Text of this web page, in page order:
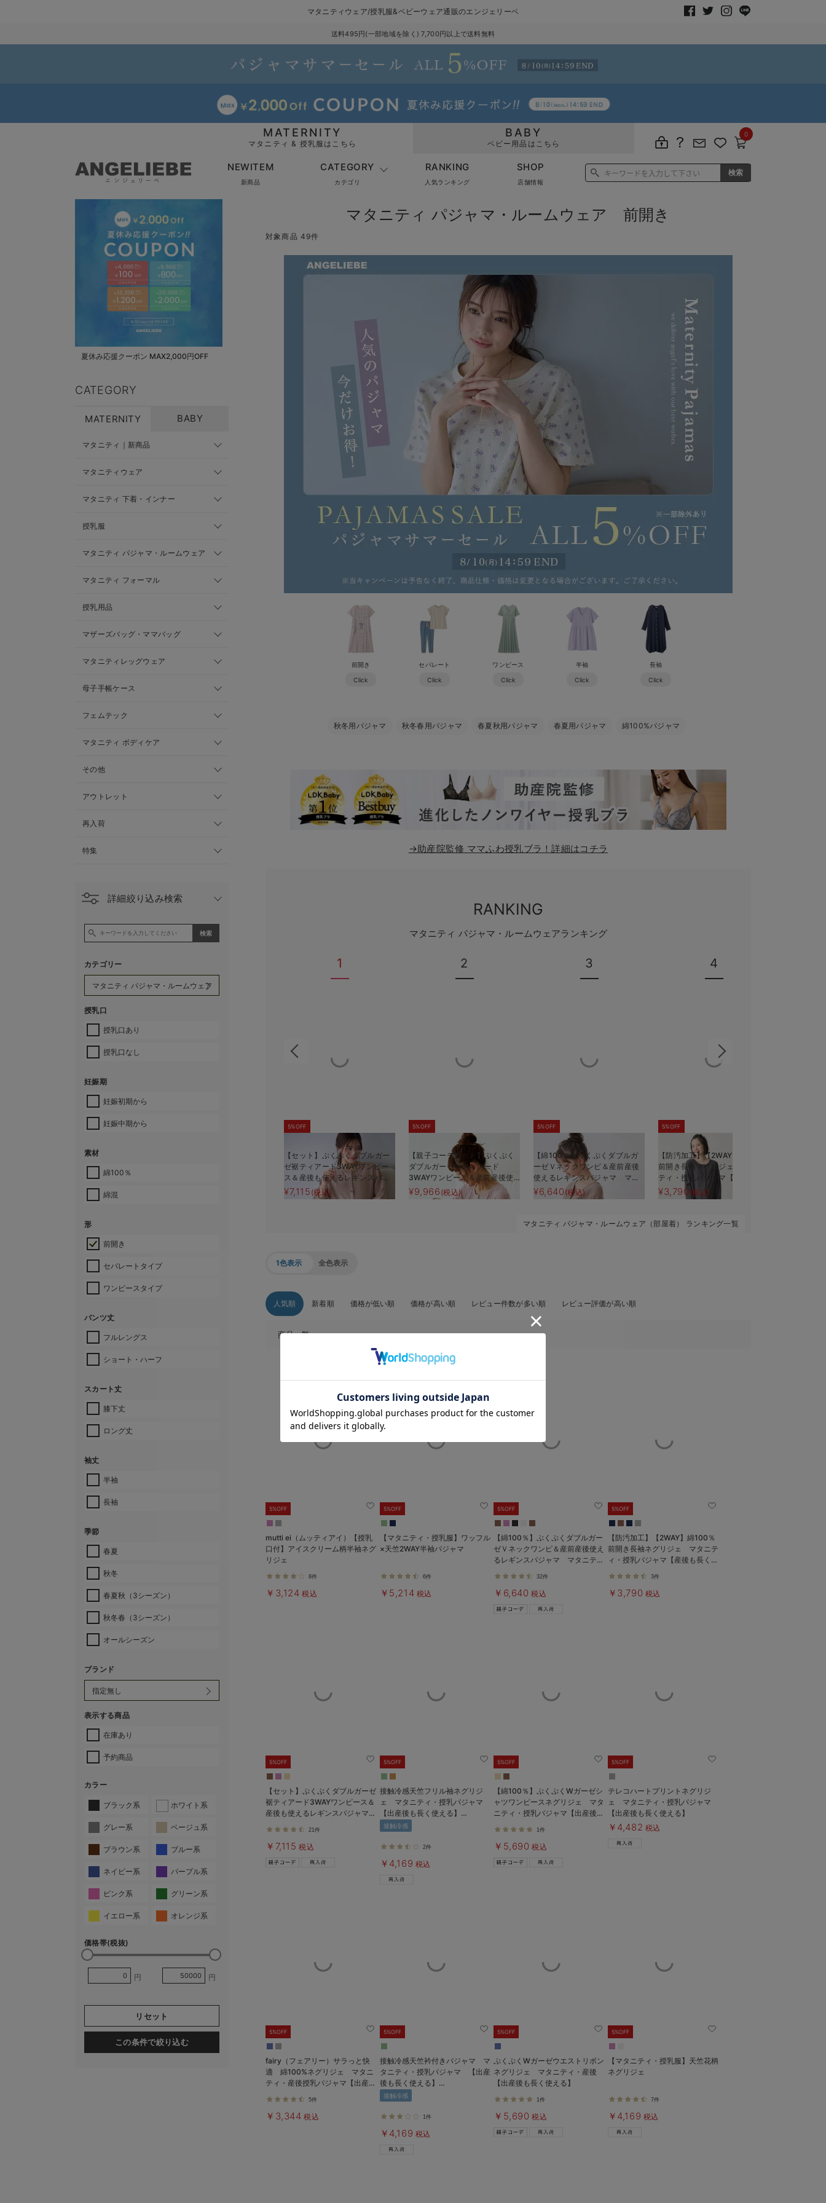
マタニティウェア/授乳服&ベビーウェア通販のエンジェリーベ
送料495円(一部地域を除く) 7,700円以上で送料無料
MATERNITY
マタニティ & 授乳服はこちら
BABY
ベビー用品はこちら
0
NEWITEM
新商品
CATEGORY
カテゴリ
RANKING
人気ランキング
SHOP
店舗情報
夏休み応援クーポン MAX2,000円OFF
CATEGORY
MATERNITY BABY
マタニティ｜新商品
マタニティウェア
マタニティ 下着・インナー
授乳服
マタニティ パジャマ・ルームウェア
マタニティ フォーマル
授乳用品
マザーズバッグ・ママバッグ
マタニティレッグウェア
母子手帳ケース
フェムテック
マタニティ ボディケア
その他
アウトレット
再入荷
特集
詳細絞り込み検索
カテゴリー
授乳口
授乳口あり
授乳口なし
妊娠期
妊娠初期から
妊娠中期から
素材
綿100％
綿混
形
前開き
セパレートタイプ
ワンピースタイプ
パンツ丈
フルレングス
ショート・ハーフ
スカート丈
膝下丈
ロング丈
袖丈
半袖
長袖
季節
春夏
秋冬
春夏秋（3シーズン）
秋冬春（3シーズン）
オールシーズン
ブランド
表示する商品
在庫あり
予約商品
カラー
ブラック系 ホワイト系
グレー系 ベージュ系
ブラウン系 ブルー系
ネイビー系 パープル系
ピンク系 グリーン系
イエロー系 オレンジ系
価格帯(税抜)
円 円
リセット
この条件で絞り込む
マタニティ パジャマ・ルームウェア 前開き
対象商品 49件
前開き
Click
セパレート
Click
ワンピース
Click
半袖
Click
長袖
Click
秋冬用パジャマ 秋冬春用パジャマ 春夏秋用パジャマ 春夏用パジャマ 綿100%パジャマ
→助産院監修 ママふわ授乳ブラ！詳細はコチラ
RANKING
マタニティ パジャマ・ルームウェアランキング
1
5%OFF
【セット】ぷくぷくダブルガー
ゼ裾ティアード3WAYワンピー
ス＆産後も使えるレギンスパジ
ャマ マタニティ・授乳パジャ
¥7,115 (税込)
2
5%OFF
【親子コーデセット】ぷくぷく
ダブルガーゼ裾ティアード
3WAYワンピース＆産前産後使
えるレギンスパジャマ&2wayオ
ール 出産準備 ギフト マタ
¥9,966 (税込)
3
5%OFF
【綿100％】ぷくぷくダブルガ
ーゼＶネックワンピ＆産前産後
使えるレギンスパジャマ マタ
ニティ・授乳パジャマ【親子コ
ーデ可】
¥6,640(税込)
4
5%OFF
【防汚加工】【2WAY】綿100％
前開き長袖ネグリジェ マタニ
ティ・授乳パジャマ【産後も長
く着れる】
¥3,790 (税込)
マタニティ パジャマ・ルームウェア（部屋着） ランキング一覧
1色表示 全色表示
人気順 新着順 価格が低い順 価格が高い順 レビュー件数が多い順 レビュー評価が高い順
商品一覧
5%OFF
mutti ei（ムッティアイ）【授乳
口付】アイスクリーム柄半袖ネグ
リジェ
8件
￥3,124 税込
5%OFF
【マタニティ・授乳服】ワッフル
×天竺2WAY半袖パジャマ
6件
￥5,214 税込
5%OFF
【綿100％】ぷくぷくダブルガー
ゼＶネックワンピ＆産前産後使え
るレギンスパジャマ マタニテ
ィ・授乳パジャマ【親子コーデ
32件
￥6,640 税込
5%OFF
【防汚加工】【2WAY】綿100％
前開き長袖ネグリジェ マタニテ
ィ・授乳パジャマ【産後も長く着
3件
￥3,790 税込
5%OFF
【セット】ぷくぷくダブルガーゼ
裾ティアード3WAYワンピース＆
産後も使えるレギンスパジャマ
21件
￥7,115 税込
5%OFF
接触冷感天竺フリル袖ネグリジ
ェ マタニティ・授乳パジャマ
【出産後も長く使える】
Rosemadame（ローズマダム）
接触冷感
2件
￥4,169 税込
5%OFF
【綿100％】ぷくぷくWガーゼシ
ャツワンピースネグリジェ マタ
ニティ・授乳パジャマ【出産後も
1件
￥5,690 税込
5%OFF
テレコハートプリントネグリジ
ェ マタニティ・授乳パジャマ
【出産後も長く使える】
￥4,482 税込
5%OFF
fairy（フェアリー）サラっと快
適 綿100%ネグリジェ マタニ
ティ・産後授乳パジャマ【出産後
も長く使える】
5件
￥3,344 税込
5%OFF
接触冷感天竺衿付きパジャマ マ
タニティ・授乳パジャマ 【出産
後も長く使える】
Rosemadame（ローズマダム）
接触冷感
1件
￥4,169 税込
5%OFF
ぷくぷくWガーゼウエストリボン
ネグリジェ マタニティ・産後
【出産後も長く使える】
1件
￥5,690 税込
5%OFF
【マタニティ・授乳服】天竺花柄
ネグリジェ
7件
￥4,169 税込
お気に入り商品を確認する